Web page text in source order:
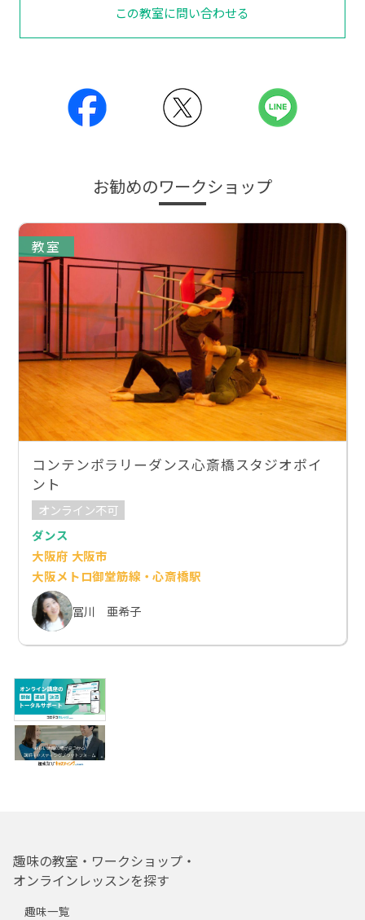
この教室に問い合わせる
お勧めのワークショップ
教室
コンテンポラリーダンス心斎橋スタジオポイ
ント
オンライン不可
ダンス
大阪府 大阪市
大阪メトロ御堂筋線・心斎橋駅
冨川 亜希子
趣味の教室・ワークショップ・
オンラインレッスンを探す
趣味一覧